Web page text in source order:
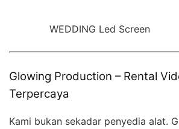
WEDDING Led Screen
Glowing Production – Rental
Terpercaya
Kami bukan sekadar penyedia alat.